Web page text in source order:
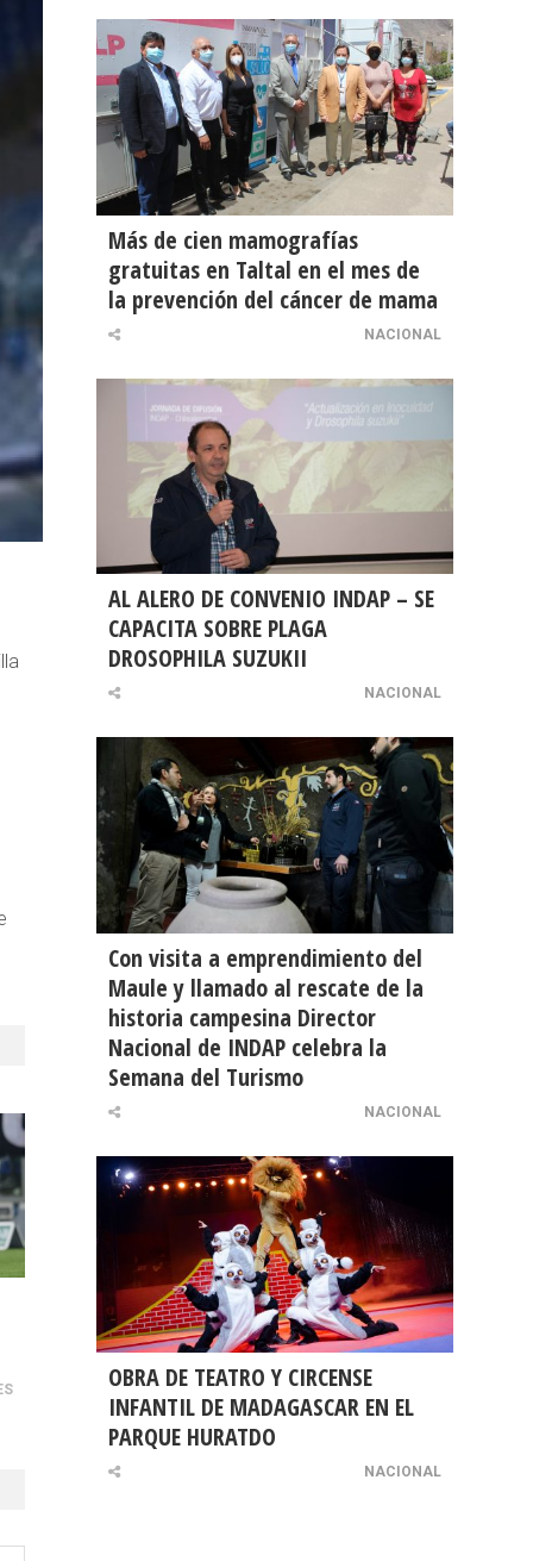
Más de cien mamografías
gratuitas en Taltal en el mes de
la prevención del cáncer de mama
NACIONAL
AL ALERO DE CONVENIO INDAP – SE
CAPACITA SOBRE PLAGA
DROSOPHILA SUZUKII
NACIONAL
Con visita a emprendimiento del
Maule y llamado al rescate de la
historia campesina Director
Nacional de INDAP celebra la
Semana del Turismo
NACIONAL
OBRA DE TEATRO Y CIRCENSE
INFANTIL DE MADAGASCAR EN EL
PARQUE HURATDO
NACIONAL